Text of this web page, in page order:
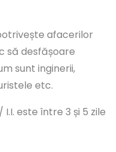
afacerilor
să desfășoare
sunt inginerii,
etc.
este între 3 și 5 zile